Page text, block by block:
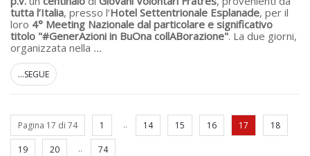
tutta l’Italia, presso l’Hotel Settentrionale Esplanade, per il
loro 4° Meeting Nazionale dal particolare e significativo
titolo "#GenerAzioni in BuOna collABorazione". La due giorni,
organizzata nella ...
...SEGUE
Pagina 17 di 74 1 .. 14 15 16 17 18
19 20 .. 74